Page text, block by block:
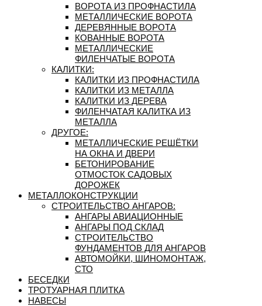
ВОРОТА ИЗ ПРОФНАСТИЛА
МЕТАЛЛИЧЕСКИЕ ВОРОТА
ДЕРЕВЯННЫЕ ВОРОТА
КОВАННЫЕ ВОРОТА
МЕТАЛЛИЧЕСКИЕ
ФИЛЕНЧАТЫЕ ВОРОТА
КАЛИТКИ:
КАЛИТКИ ИЗ ПРОФНАСТИЛА
КАЛИТКИ ИЗ МЕТАЛЛА
КАЛИТКИ ИЗ ДЕРЕВА
ФИЛЕНЧАТАЯ КАЛИТКА ИЗ
МЕТАЛЛА
ДРУГОЕ:
МЕТАЛЛИЧЕСКИЕ РЕШЁТКИ
НА ОКНА И ДВЕРИ
БЕТОНИРОВАНИЕ
ОТМОСТОК САДОВЫХ
ДОРОЖЕК
МЕТАЛЛОКОНСТРУКЦИИ
СТРОИТЕЛЬСТВО АНГАРОВ:
АНГАРЫ АВИАЦИОННЫЕ
АНГАРЫ ПОД СКЛАД
СТРОИТЕЛЬСТВО
ФУНДАМЕНТОВ ДЛЯ АНГАРОВ
АВТОМОЙКИ, ШИНОМОНТАЖ,
СТО
БЕСЕДКИ
ТРОТУАРНАЯ ПЛИТКА
НАВЕСЫ